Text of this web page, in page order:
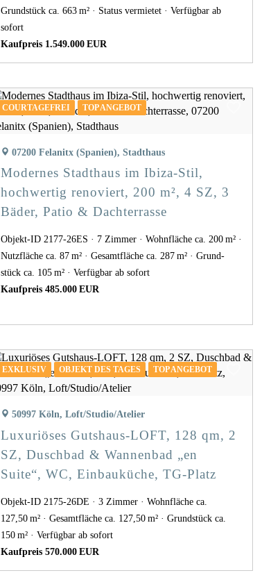
Grund­stück ca. 663 m²
Status vermietet
Verfügbar ab
sofort
Kaufpreis 1.549.000 EUR
COURTAGEFREI TOP ANGEBOT
07200 Felanitx (Spanien), Stadthaus
Modernes Stadthaus im Ibiza-Stil,
hochwertig renoviert, 200 m², 4 SZ, 3
Bäder, Patio & Dachterrasse
Objekt-ID 2177-26ES 7 Zimmer
Wohnfläche ca. 200 m²
Nutzfläche ca. 87 m²
Gesamtfläche ca. 287 m²
Grund­
stück ca. 105 m²
Verfügbar ab sofort
Kaufpreis 485.000 EUR
EXKLUSIV OBJEKT DES TAGES TOP ANGEBOT
50997 Köln, Loft/Studio/Atelier
Luxuriöses Gutshaus-LOFT, 128 qm, 2
SZ, Duschbad & Wannenbad „en
Suite“, WC, Einbauküche, TG-Platz
Objekt-ID 2175-26DE 3 Zimmer
Wohnfläche ca.
127,50 m²
Gesamtfläche ca. 127,50 m²
Grund­stück ca.
150 m²
Verfügbar ab sofort
Kaufpreis 570.000 EUR